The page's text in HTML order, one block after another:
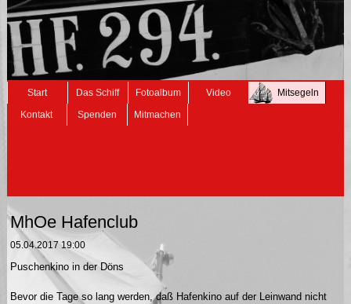
Navigation
überspringen
Start Das Schiff Fotoalbum Video
Mitsegeln
Kontakt
Spenden Mitmachen
MhOe Hafenclub
05.04.2017 19:00
Puschenkino in der Döns
Bevor die Tage so lang werden, daß Hafenkino auf der Leinwand nicht